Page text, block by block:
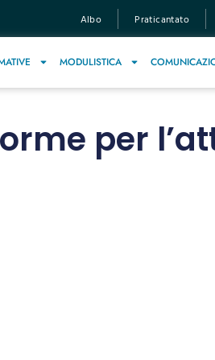
Albo Praticantato
MODULISTICA
per